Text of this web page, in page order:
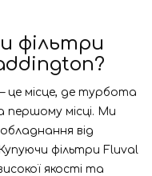
фільтри
це місце, де турбота
першому місці. Ми
від
фільтри Fluval
якості та